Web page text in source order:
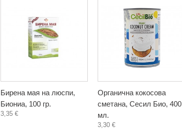
Бирена мая на люспи,
Биониа, 100 гр.
3,35 €
Органична кокосова
сметана, Сесил Био, 400
мл.
3,30 €